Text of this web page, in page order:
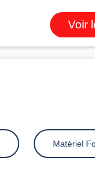
Voir
Matériel